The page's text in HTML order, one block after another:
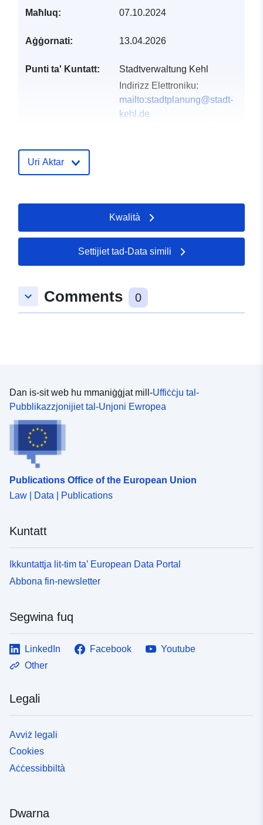
Maħluq: 07.10.2024
Aġġornati: 13.04.2026
Punti ta' Kuntatt:
Stadtverwaltung Kehl
Indirizz Elettroniku:
mailto:stadtplanung@stadt-
kehl.de
Katalgu:
21 February 2026
Aġġornat fuq data.europa.eu:
25 July 2026
Spazjali: Koordinati: [ [ 7.8148637,
48.5704056 ], [ 7.815513,
48.5699128 ], [ 7.8148637,
http://data.europa.eu/eli/reg/2009/
uriRef:
Uri Aktar
Kwalità
Settijiet tad-Data simili
keyboard_arrow_down Comments 0
Dan is-sit web hu mmaniġġjat mill-Uffiċċju tal-
Pubblikazzjonijiet tal-Unjoni Ewropea
Publications Office of the European Union
Law | Data | Publications
Kuntatt
Ikkuntattja lit-tim ta’ European Data Portal
Abbona fin-newsletter
Segwina fuq
LinkedIn Facebook
Youtube
Other
Legali
Avviż legali
Cookies
Aċċessibbiltà
Dwarna